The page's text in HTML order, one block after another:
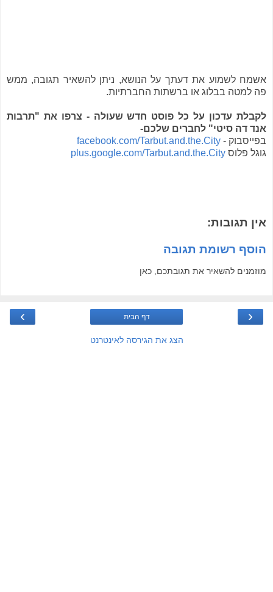
אשמח לשמוע את דעתך על הנושא, ניתן להשאיר תגובה, ממש
פה למטה בבלוג או ברשתות החברתיות.
לקבלת עדכון על כל פוסט חדש שעולה - צרפו את "תרבות
אנד דה סיטי" לחברים שלכם-
בפייסבוק - facebook.com/Tarbut.and.the.City
גוגל פלוס plus.google.com/Tarbut.and.the.City
אין תגובות:
הוסף רשומת תגובה
מוזמנים להשאיר את תגובתכם, כאן
‹
› דף הבית
הצג את הגירסה לאינטרנט